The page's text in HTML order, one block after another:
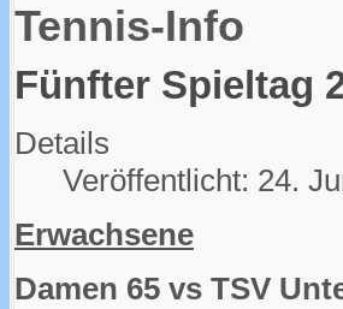
Tennis-Info
Fünfter Spieltag
Details
Veröffentlicht: 24.
Erwachsene
Damen 65 vs TSV